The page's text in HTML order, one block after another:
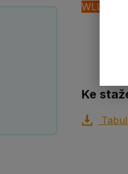
WLL10
Ke